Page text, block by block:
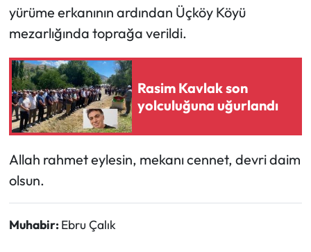
yürüme erkanının ardından Üçköy Köyü
mezarlığında toprağa verildi.
Rasim Kavlak son
yolculuğuna uğurlandı
Allah rahmet eylesin, mekanı cennet, devri daim
olsun.
Muhabir: Ebru Çalık
Oğuzlar Haberleri
Ortaköy Haberleri
Osmancık Haberleri
Otomotiv
Resmi Reklam